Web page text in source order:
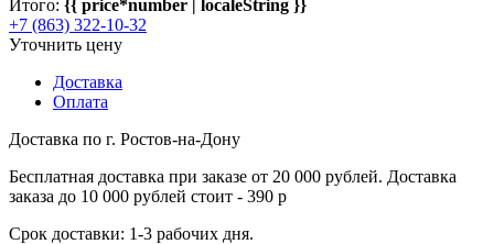
Итого: {{ price*number | localeString }}
+7 (863) 322-10-32
Уточнить цену
Доставка
Оплата
Доставка по г. Ростов-на-Дону
Бесплатная доставка при заказе от 20 000 рублей. Доставка
заказа до 10 000 рублей стоит - 390 р
Срок доставки: 1-3 рабочих дня.